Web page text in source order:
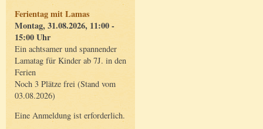
Ferientag mit Lamas
Montag, 31.08.2026, 11:00 -
15:00 Uhr
Ein achtsamer und spannender
Lamatag für Kinder ab 7J. in den
Ferien
Noch 3 Plätze frei (Stand vom
03.08.2026)
Eine Anmeldung ist erforderlich.